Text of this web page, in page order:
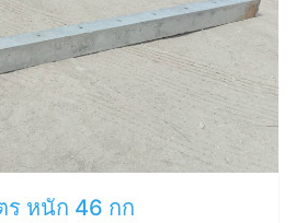
ร หนัก 46 กก